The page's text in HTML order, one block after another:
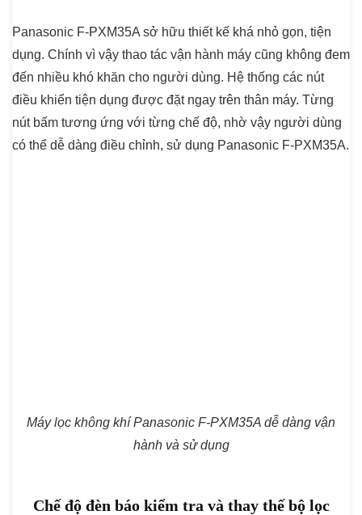
Panasonic F-PXM35A sở hữu thiết kế khá nhỏ gọn, tiện
dụng. Chính vì vậy thao tác vận hành máy cũng không đem
đến nhiều khó khăn cho người dùng. Hệ thống các nút
điều khiển tiện dụng được đặt ngay trên thân máy. Từng
nút bấm tương ứng với từng chế độ, nhờ vậy người dùng
có thể dễ dàng điều chỉnh, sử dụng Panasonic F-PXM35A.
Máy lọc không khí Panasonic F-PXM35A dễ dàng vận
hành và sử dụng
Chế độ đèn báo kiểm tra và thay thế bộ lọc